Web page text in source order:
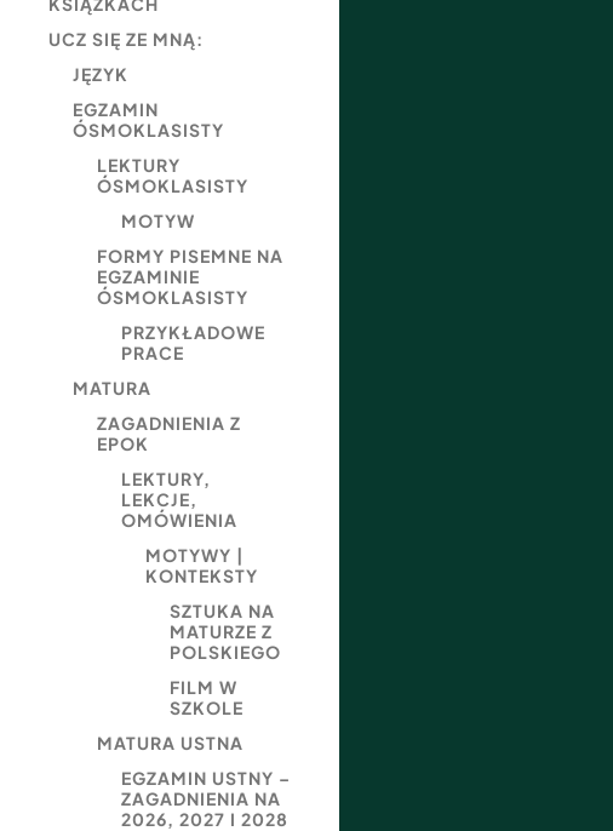
UCZ SIĘ ZE MNĄ:
JĘZYK
EGZAMIN
ÓSMOKLASISTY
LEKTURY
ÓSMOKLASISTY
MOTYW
FORMY PISEMNE NA
EGZAMINIE
ÓSMOKLASISTY
PRZYKŁADOWE
PRACE
MATURA
ZAGADNIENIA Z
EPOK
LEKTURY,
LEKCJE,
OMÓWIENIA
MOTYWY |
KONTEKSTY
SZTUKA NA
MATURZE Z
POLSKIEGO
FILM W
SZKOLE
MATURA USTNA
EGZAMIN USTNY –
ZAGADNIENIA NA
2026, 2027 I 2028